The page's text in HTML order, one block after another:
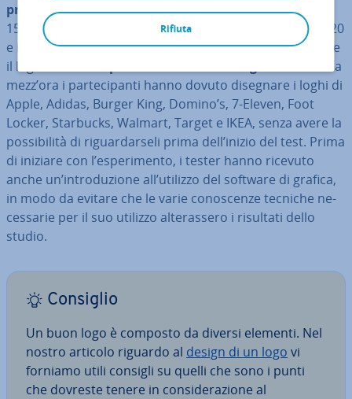
propria memoria. All’espe­ri­men­to hanno preso parte
156 uomini e donne sta­tu­ni­ten­si, di età compresa tra i 20
e i 70 anni. Il compito può sembrare semplice: disegnare
il logo di
. In circa
mezz’ora i par­te­ci­pan­ti hanno dovuto disegnare i loghi di
Apple, Adidas, Burger King, Domino’s, 7-Eleven, Foot
Locker, Starbucks, Walmart, Target e IKEA, senza avere la
pos­si­bi­li­tà di ri­guar­dar­se­li prima dell’inizio del test. Prima
di iniziare con l’espe­ri­men­to, i tester hanno ricevuto
anche un’in­tro­du­zio­ne all’utilizzo del software di grafica,
in modo da evitare che le varie co­no­scen­ze tecniche ne­
ces­sa­rie per il suo utilizzo al­te­ras­se­ro i risultati dello
studio.
Consiglio
Un buon logo è composto da diversi elementi. Nel
nostro articolo riguardo al design di un logo vi
forniamo utili consigli su quelli che sono i punti
che dovreste tenere in con­si­de­ra­zio­ne al
Rifiuta